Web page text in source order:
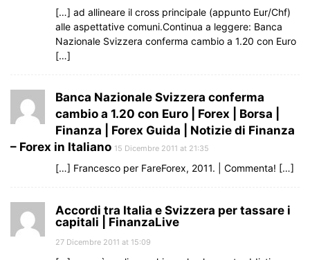
[…] ad allineare il cross principale (appunto Eur/Chf)
alle aspettative comuni.Continua a leggere: Banca
Nazionale Svizzera conferma cambio a 1.20 con Euro
[…]
Banca Nazionale Svizzera conferma
cambio a 1.20 con Euro | Forex | Borsa |
Finanza | Forex Guida | Notizie di Finanza
– Forex in Italiano 15 Dicembre 2011 at 21:35
[…] Francesco per FareForex, 2011. | Commenta! […]
Accordi tra Italia e Svizzera per tassare i
capitali | FinanzaLive
27 Dicembre 2011 at 15:09